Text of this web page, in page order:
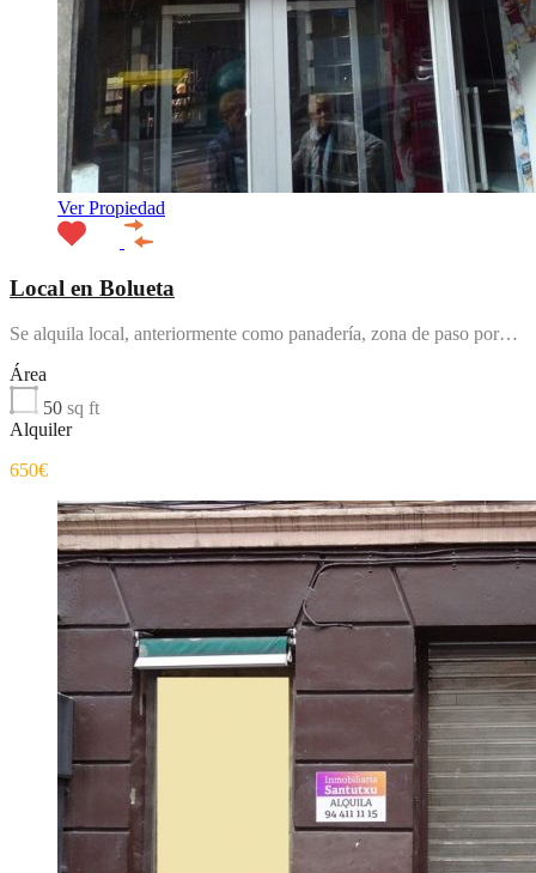
Ver Propiedad
Local en Bolueta
Se alquila local, anteriormente como panadería, zona de paso por…
Área
50 sq ft
Alquiler
650€